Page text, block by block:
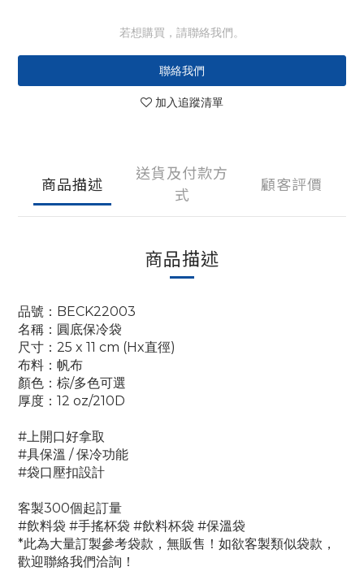
若想購買，請聯絡我們。
聯絡我們
加入追蹤清單
商品描述
送貨及付款方
式
顧客評價
商品描述
品號：BECK22003
名稱：圓底保冷袋
尺寸：25 x 11 cm (Hx直徑)
布料：帆布
顏色：棕/多色可選
厚度：12 oz/210D
#上開口好拿取
#具保溫 / 保冷功能
#袋口壓扣設計
客製300個起訂量
#飲料袋 #手搖杯袋 #飲料杯袋 #保溫袋
*此為大量訂製參考袋款，無販售！如欲客製類似袋款，
歡迎聯絡我們洽詢！